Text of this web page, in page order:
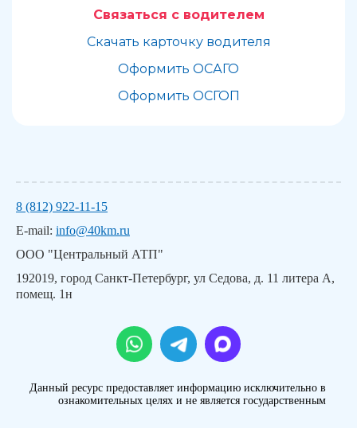
Связаться с водителем
Скачать карточку водителя
Оформить ОСАГО
Оформить ОСГОП
8 (812) 922-11-15
E-mail: info@40km.ru
ООО "Центральный АТП"
192019, город Санкт-Петербург, ул Седова, д. 11 литера А,
помещ. 1н
Данный ресурс предоставляет информацию исключительно в
ознакомительных целях и не является государственным